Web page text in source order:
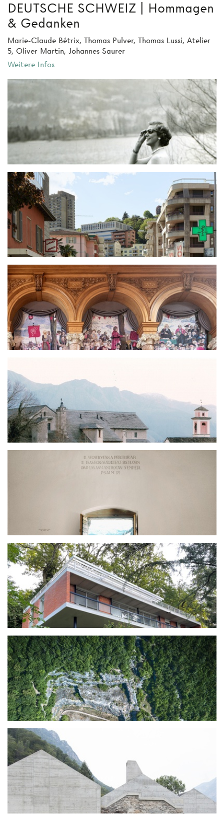
DEUTSCHE SCHWEIZ | Hommagen
& Gedanken
Marie-Claude Bétrix, Thomas Pulver, Thomas Lussi, Atelier
5, Oliver Martin, Johannes Saurer
Weitere Infos